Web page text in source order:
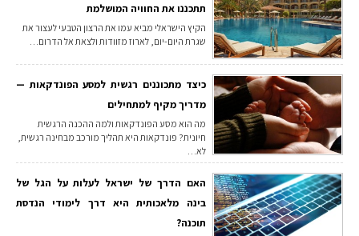
תתכננו את החוויה המושלמת
הקיץ הישראלי מביא עמו את הרצון הטבעי לעצור את
שגרת היום-יום, לארוז מזוודות ולצאת אל הדרום…
כיצד מתכוננים רגשית למסע הפונדקאות —
מדריך מקיף למתחילים
מה הוא מסע הפונדקאות ולמה ההכנה הרגשית
חיונית? פונדקאות היא תהליך מורכב מבחינה רגשית,
לא…
האם הדרך של ישראל לעלות על הגל של
בינה מלאכותית היא דרך לימודי הנדסת
תוכנה?